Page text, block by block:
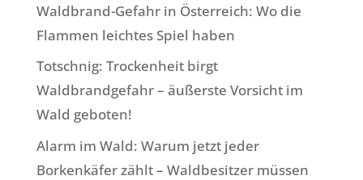
Waldbrand-Gefahr in Österreich: Wo die
Flammen leichtes Spiel haben
Totschnig: Trockenheit birgt
Waldbrandgefahr – äußerste Vorsicht im
Wald geboten!
Alarm im Wald: Warum jetzt jeder
Borkenkäfer zählt – Waldbesitzer müssen